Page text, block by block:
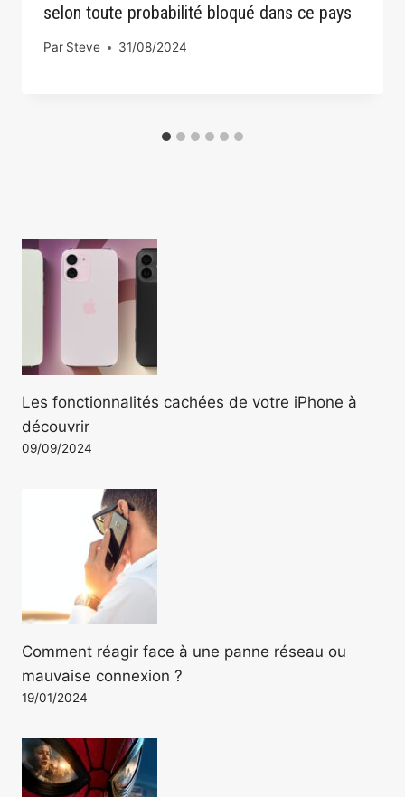
selon toute probabilité bloqué dans ce pays
Par Steve 31/08/2024
Les fonctionnalités cachées de votre iPhone à
découvrir
09/09/2024
Comment réagir face à une panne réseau ou
mauvaise connexion ?
19/01/2024